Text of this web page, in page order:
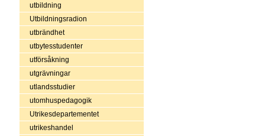
utbildning
Utbildningsradion
utbrändhet
utbytesstudenter
utförsåkning
utgrävningar
utlandsstudier
utomhuspedagogik
Utrikesdepartementet
utrikeshandel